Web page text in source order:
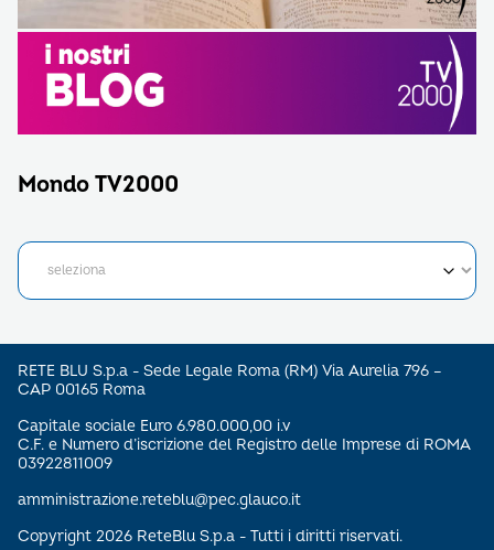
Mondo TV2000
RETE BLU S.p.a - Sede Legale Roma (RM) Via Aurelia 796 –
CAP 00165 Roma
Capitale sociale Euro 6.980.000,00 i.v
C.F. e Numero d’iscrizione del Registro delle Imprese di ROMA
03922811009
amministrazione.reteblu@pec.glauco.it
Copyright 2026 ReteBlu S.p.a - Tutti i diritti riservati.